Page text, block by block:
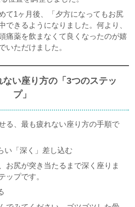
て1ヶ月後、「夕方になってもお尻
できるようになりました。何より、
痛薬を飲まなくて良くなったのが嬉
いただけました。
い座り方の「3つのステッ
プ」
る、最も疲れない座り方の手順で
い「深く」差し込む
お尻が突き当たるまで深く座りま
ップです。